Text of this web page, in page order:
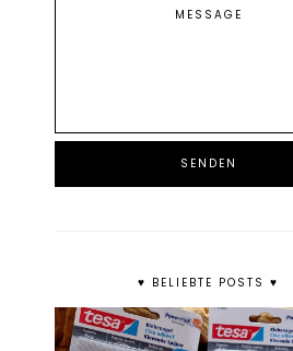
♥ BELIEBTE POSTS ♥